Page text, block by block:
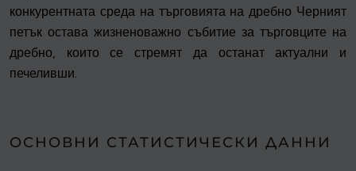
конкурентната среда на търговията на дребно Черният
петък остава жизненоважно събитие за търговците на
дребно, които се стремят да останат актуални и
печеливши.
ОСНОВНИ СТАТИСТИЧЕСКИ ДАННИ